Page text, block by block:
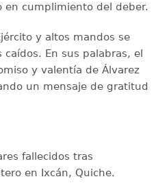
en cumplimiento del deber.
y altos mandos se
En sus palabras, el
y valentía de Álvarez
un mensaje de gratitud
fallecidos tras
en Ixcán, Quiche.